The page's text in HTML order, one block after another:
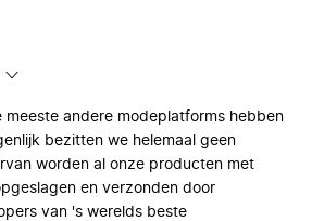
meeste andere modeplatforms hebben
bezitten we helemaal geen
worden al onze producten met
en verzonden door
van 's werelds beste